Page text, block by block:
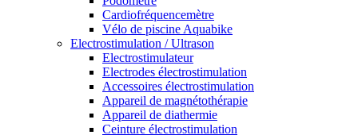
Cardiofréquencemètre
Vélo de piscine Aquabike
Electrostimulation / Ultrason
Electrostimulateur
Electrodes électrostimulation
Accessoires électrostimulation
Appareil de magnétothérapie
Appareil de diathermie
Ceinture électrostimulation